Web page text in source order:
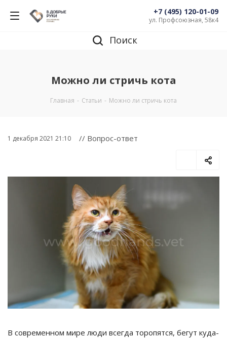
+7 (495) 120-01-09
ул. Профсоюзная, 58к4
Поиск
Можно ли стричь кота
Главная - Статьи - Можно ли стричь кота
1 декабря 2021 21:10 // Вопрос-ответ
В современном мире люди всегда торопятся, бегут куда-